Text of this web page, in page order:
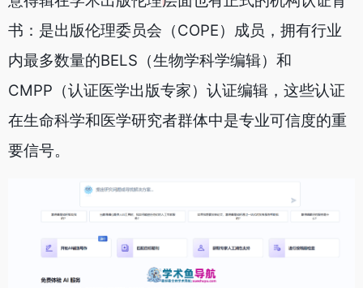
书：是出版伦理委员会（COPE）成员，拥有行业
内最多数量的BELS（生物学科学编辑）和
CMPP（认证医学出版专家）认证编辑，这些认证
在生命科学和医学研究者群体中是专业可信度的重
要信号。